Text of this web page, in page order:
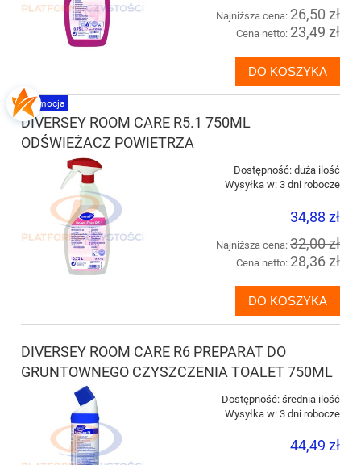
Najniższa cena: 26,50 zł
Cena netto: 23,49 zł
DO KOSZYKA
DIVERSEY ROOM CARE R5.1 750ML
ODŚWIEŻACZ POWIETRZA
Dostępność: duża ilość
Wysyłka w: 3 dni robocze
34,88 zł
Najniższa cena: 32,00 zł
Cena netto: 28,36 zł
DO KOSZYKA
promocja
DIVERSEY ROOM CARE R6 PREPARAT DO
GRUNTOWNEGO CZYSZCZENIA TOALET 750ML
Dostępność: średnia ilość
Wysyłka w: 3 dni robocze
44,49 zł